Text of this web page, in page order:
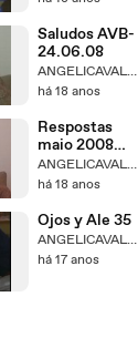
Saludos AVB-
24.06.08
ANGELICAVALEBRASIL
há 18 anos
Respostas
maio 2008
AVB Parte 3 ANGELICAVALEBRASIL
há 18 anos
Ojos y Ale 35
ANGELICAVALEBRASIL
há 17 anos